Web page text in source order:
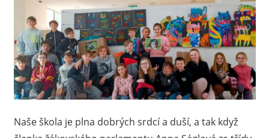
Naše škola je plna dobrých srdcí a duší, a tak když